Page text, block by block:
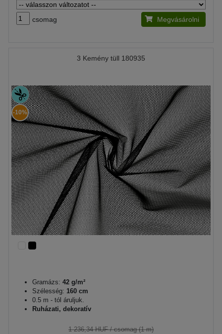
csomag Megvásárolni
3 Kemény tüll 180935
-10%
Gramázs: 42 g/m²
Szélesség: 160 cm
0.5 m - tól áruljuk.
Ruházati, dekoratív
1 236,34 HUF/ csomag (1 m)